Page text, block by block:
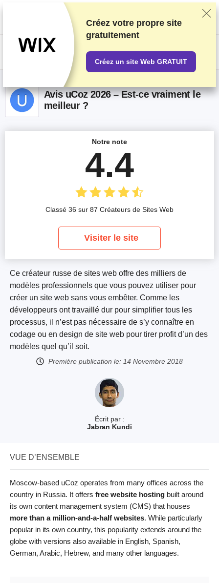
Nous classons nos produits sur la base de tests et de recherches
rigoureux, mais nous tenons également compte de vos commentaires et
des accords commerciaux conclus avec les fournisseurs. Cette page
contient des liens d'affiliation.Information sur la publicité
US$
Avis uCoz 2026 – Est-ce vraiment le
meilleur ?
Écrit par :
Jabran Kundi
Ce créateur russe de sites web offre des milliers de
modèles professionnels que vous pouvez utiliser pour
créer un site web sans vous embêter. Comme les
développeurs ont travaillé dur pour simplifier tous les
processus, il n’est pas nécessaire de s’y connaître en
codage ou en design de site web pour tirer profit d’un des
modèles quel qu’il soit.
Première publication le: 14 Novembre 2018
Notre note
4.4
Classé 36 sur 87 Créateurs de Sites Web
Visiter le site
VUE D’ENSEMBLE
Moscow-based uCoz operates from many offices across the
country in Russia. It offers free website hosting built around
its own content management system (CMS) that houses
more than a million-and-a-half websites. While particularly
popular in its own country, this popularity extends around the
globe with versions also available in English, Spanish,
German, Arabic, Hebrew, and many other languages.
Créez votre propre site
gratuitement
Créez un site Web GRATUIT